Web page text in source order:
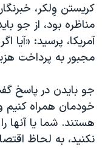
اعتراضات مردمی آبان ۹۸
اسرائیل در جنگ
نرگس محمدی برنده
همایش محافظه‌کاران
صفحه‌های ویژه
سفر پرزیدنت ترامپ
کریستن وِلکر،
مناظره بود، از جو
آمریکا، پرسید:
مجبور به پرداخت
جو بایدن در پاسخ
خودمان همراه کنیم
هستند. شما یا آنها
نکنید، به لحاظ